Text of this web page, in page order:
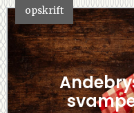
opskrift